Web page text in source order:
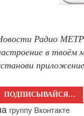
Радио
в твоём
приложение
ПОДПИСЫВАЙСЯ…
группу Вконтакте